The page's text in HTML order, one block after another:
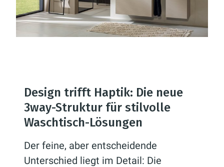
Design trifft Haptik: Die neue
3way-Struktur für stilvolle
Waschtisch-Lösungen
Der feine, aber entscheidende
Unterschied liegt im Detail: Die